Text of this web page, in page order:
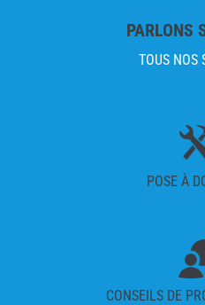
PARLONS
TOUS NOS
POSE À
CONSEILS DE